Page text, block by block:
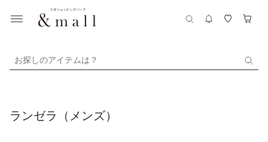
お探しのアイテムは？
ランゼラ（メンズ）